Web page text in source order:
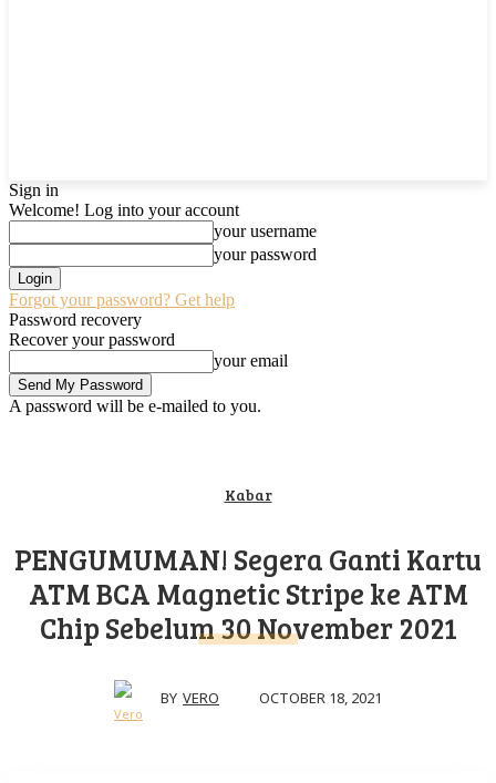
Sign in
Welcome! Log into your account
your username
your password
Forgot your password? Get help
Password recovery
Recover your password
your email
A password will be e-mailed to you.
Kabar
PENGUMUMAN! Segera Ganti Kartu
ATM BCA Magnetic Stripe ke ATM
Chip Sebelum 30 November 2021
BY VERO OCTOBER 18, 2021